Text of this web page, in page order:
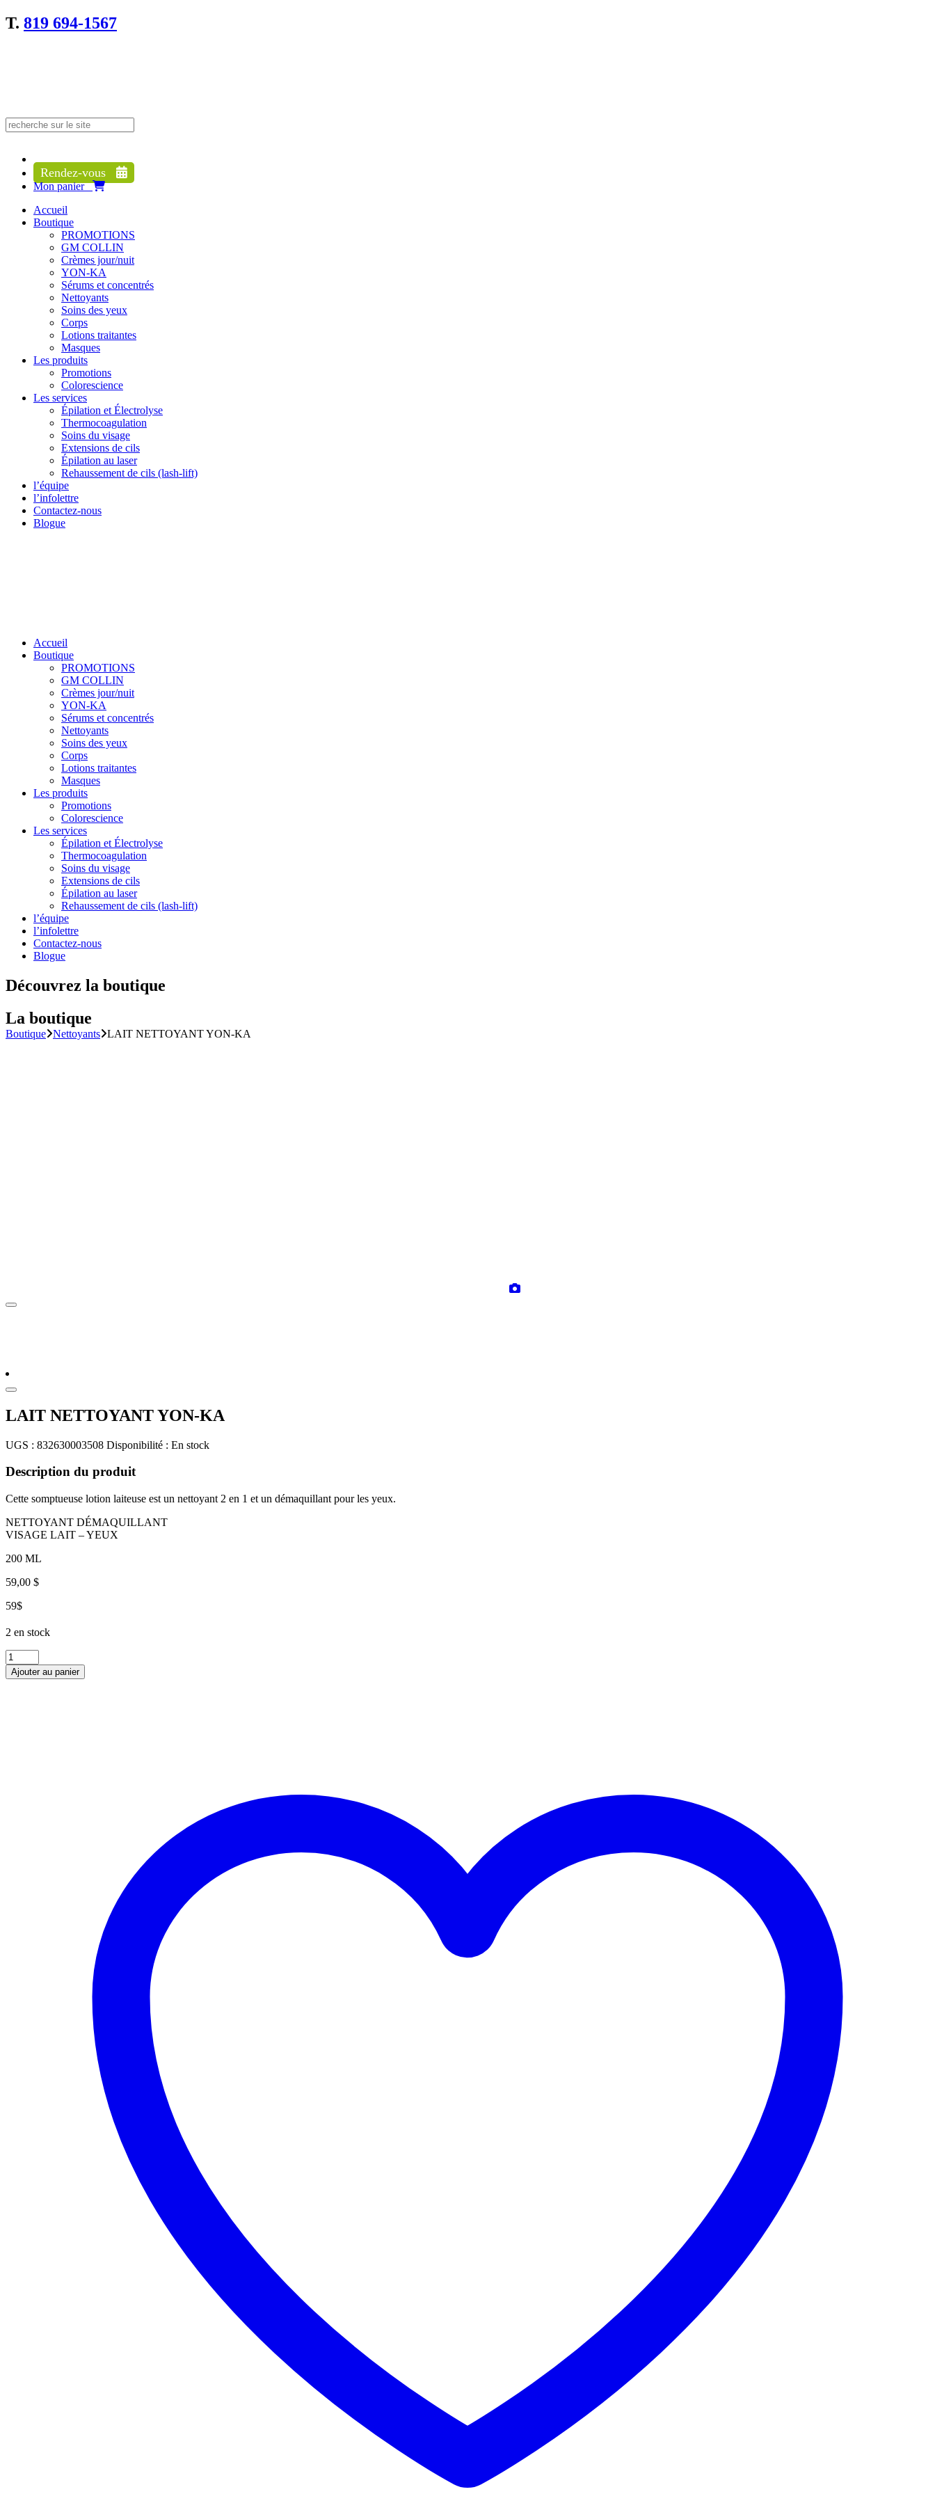
T. 819 694-1567
Search
for:
Rendez-vous
Mon panier
Accueil
Boutique
PROMOTIONS
GM COLLIN
Crèmes jour/nuit
YON-KA
Sérums et concentrés
Nettoyants
Soins des yeux
Corps
Lotions traitantes
Masques
Les produits
Promotions
Colorescience
Les services
Épilation et Électrolyse
Thermocoagulation
Soins du visage
Extensions de cils
Épilation au laser
Rehaussement de cils (lash-lift)
l’équipe
l’infolettre
Contactez-nous
Blogue
Accueil
Boutique
PROMOTIONS
GM COLLIN
Crèmes jour/nuit
YON-KA
Sérums et concentrés
Nettoyants
Soins des yeux
Corps
Lotions traitantes
Masques
Les produits
Promotions
Colorescience
Les services
Épilation et Électrolyse
Thermocoagulation
Soins du visage
Extensions de cils
Épilation au laser
Rehaussement de cils (lash-lift)
l’équipe
l’infolettre
Contactez-nous
Blogue
Découvrez la boutique
La boutique
Boutique Nettoyants LAIT NETTOYANT YON-KA
LAIT NETTOYANT YON-KA
UGS : 832630003508 Disponibilité : En stock
Description du produit
Cette somptueuse lotion laiteuse est un nettoyant 2 en 1 et un démaquillant pour les yeux.
NETTOYANT DÉMAQUILLANT
VISAGE LAIT – YEUX
200 ML
59,00 $
59$
2 en stock
quantité
de
LAIT
Ajouter au panier